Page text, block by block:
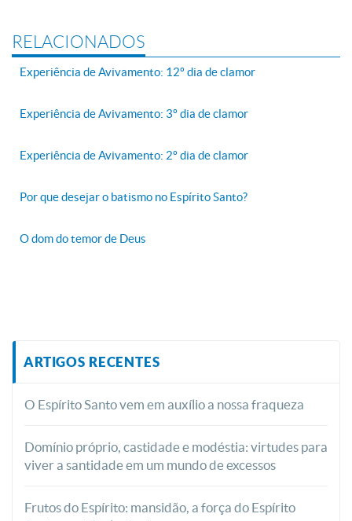
RELACIONADOS
Experiência de Avivamento: 12º dia de clamor
Experiência de Avivamento: 3º dia de clamor
Experiência de Avivamento: 2º dia de clamor
Por que desejar o batismo no Espírito Santo?
O dom do temor de Deus
ARTIGOS RECENTES
O Espírito Santo vem em auxílio a nossa fraqueza
Domínio próprio, castidade e modéstia: virtudes para
viver a santidade em um mundo de excessos
Frutos do Espírito: mansidão, a força do Espírito